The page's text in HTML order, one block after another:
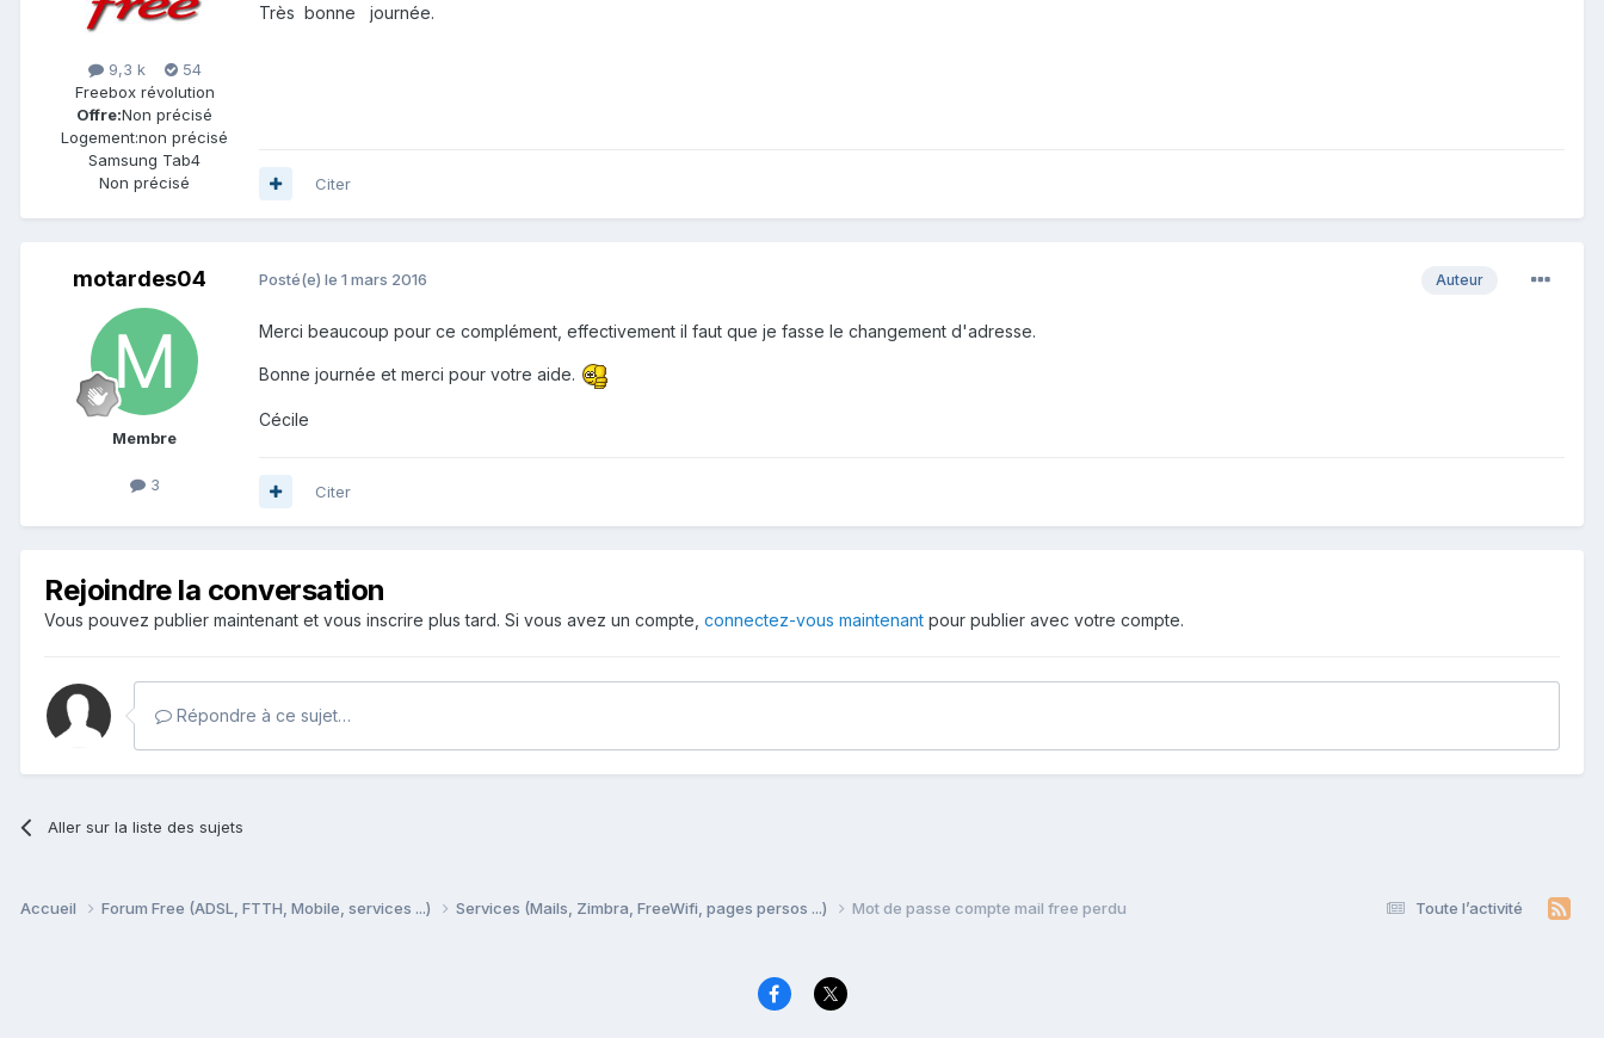
9,3 k
54
Freebox révolution
Offre:Non précisé
Logement:non précisé
Samsung Tab4
Non précisé
Très bonne journée.
Citer
motardes04
Membre
3
Auteur
Posté(e) le 1 mars 2016
Merci beaucoup pour ce complément, effectivement il faut que je fasse le changement d'adresse.
Bonne journée et merci pour votre aide.
Cécile
Citer
Rejoindre la conversation
Vous pouvez publier maintenant et vous inscrire plus tard. Si vous avez un compte, connectez-vous maintenant pour publier avec votre compte.
Répondre à ce sujet…
Aller sur la liste des sujets
Toute l’activité
Accueil Forum Free (ADSL, FTTH, Mobile, services ...) Services (Mails, Zimbra, FreeWifi, pages persos ...) Mot de passe compte mail free perdu